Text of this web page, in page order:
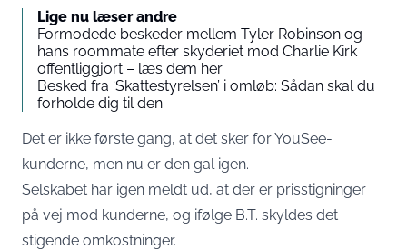
Lige nu læser andre
Formodede beskeder mellem Tyler Robinson og
hans roommate efter skyderiet mod Charlie Kirk
offentliggjort – læs dem her
Besked fra ‘Skattestyrelsen’ i omløb: Sådan skal du
forholde dig til den
Det er ikke første gang, at det sker for YouSee-
kunderne, men nu er den gal igen.
Selskabet har igen meldt ud, at der er prisstigninger
på vej mod kunderne, og ifølge B.T. skyldes det
stigende omkostninger.